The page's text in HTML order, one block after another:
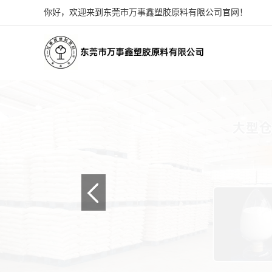
你好，欢迎来到东莞市万事鑫塑胶原料有限公司官网！